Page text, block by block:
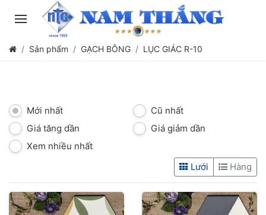
Sản phẩm GẠCH BÔNG LỤC GIÁC R-10
Mới nhất
Cũ nhất
Giá tăng dần
Giá giảm dần
Xem nhiều nhất
Lưới
Hàng